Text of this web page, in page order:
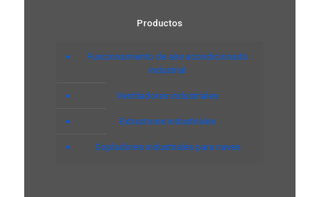
Productos
Funcionamiento de aire acondicionado
industrial
Ventiladores industriales
Extractores industriales
Sopladores industriales para naves